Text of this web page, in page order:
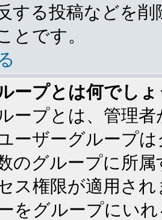
する投稿などを
とです。
ープとは何でし
ープとは、管理
ーザーグループ
のグループに所
ス権限が適用さ
をグループにい